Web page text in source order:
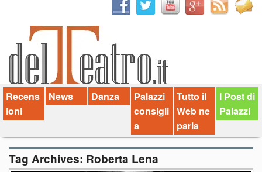
News
Palazzi consiglia
Video
Chi siamo
Contatti
Recens
ioni
News Danza
Palazzi
consigli
a
Tutto il
Web ne
parla
I Post di
Palazzi
Tag Archives: Roberta Lena